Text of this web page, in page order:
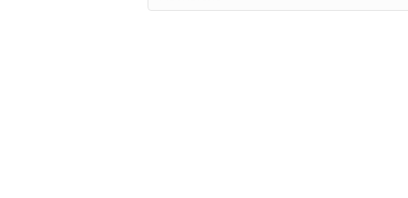
Quand les résultats de l'auto-